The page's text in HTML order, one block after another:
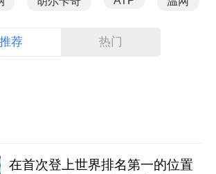
推荐 热门
在首次登上世界排名第一的位置